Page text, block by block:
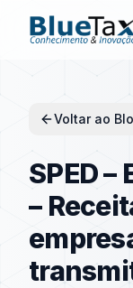
Voltar ao
SPED
–